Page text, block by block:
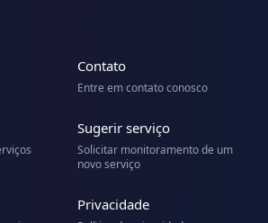
Contato
Entre em contato conosco
Sugerir serviço
Solicitar monitoramento de um
novo serviço
Privacidade